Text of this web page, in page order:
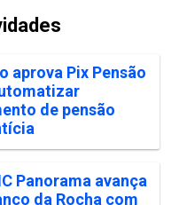
aprova Pix Pensão
de pensão
Panorama avança
da Rocha com